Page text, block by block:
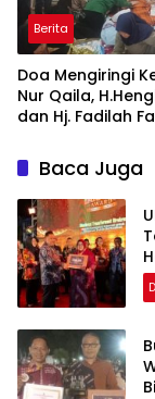
Berita
Doa Mengiringi
Nur Qaila,
dan Hj. Fadilah
Keluarga
Baca Juga